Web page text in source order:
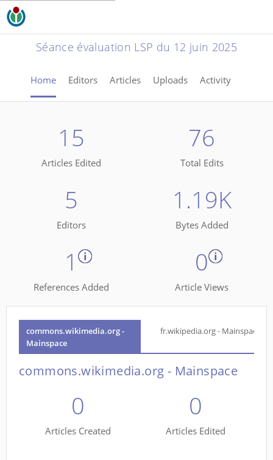
Séance évaluation LSP du 12 juin 2025
Home Editors Articles Uploads Activity
15
Articles Edited
76
Total Edits
5
Editors
1.19K
Bytes Added
1
References Added
0
Article Views
commons.wikimedia.org -
Mainspace
fr.wikipedia.org - Mainspace
commons.wikimedia.org - Mainspace
0
Articles Created
0
Articles Edited